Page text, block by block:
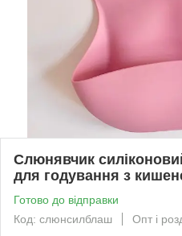
Слюнявчик
для годування з
Готово до відправки
Код: слюнсилблаш
Опт і